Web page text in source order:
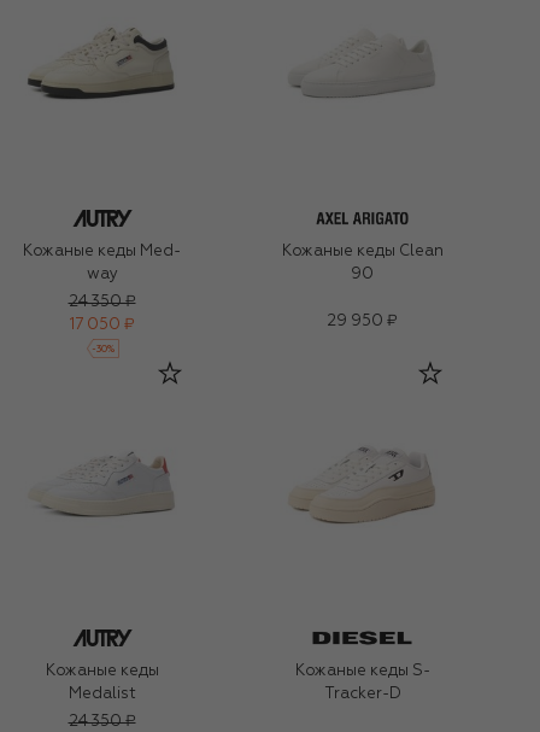
Кожаные кеды Med-
way
24 350 ₽
17 050 ₽
-30%
Кожаные кеды Clean
90
29 950 ₽
Кожаные кеды
Medalist
24 350 ₽
Кожаные кеды S-
Tracker-D